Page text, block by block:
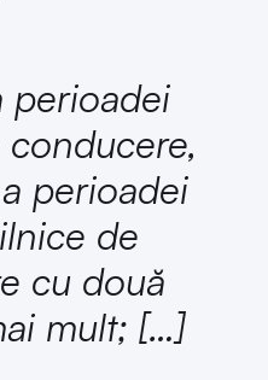
perioadei
perioadei
de
cu două
mult; […]